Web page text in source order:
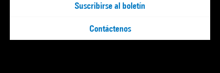
Suscribirse al boletín
Contáctenos